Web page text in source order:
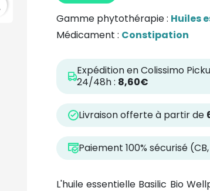
Gamme phytothérapie : Huiles
Médicament : Constipation
Expédition en Colissimo
24/48h : 8,60€
Livraison offerte à partir de
Paiement 100% sécurisé
L'huile essentielle Basilic Bio